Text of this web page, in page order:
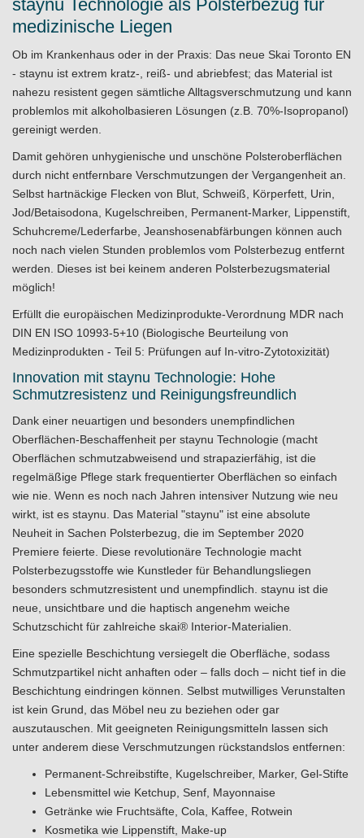
staynu Technologie als Polsterbezug für
medizinische Liegen
Ob im Krankenhaus oder in der Praxis: Das neue Skai Toronto EN
- staynu ist extrem kratz-, reiß- und abriebfest; das Material ist
nahezu resistent gegen sämtliche Alltagsverschmutzung und kann
problemlos mit alkoholbasieren Lösungen (z.B. 70%-Isopropanol)
gereinigt werden.
Damit gehören unhygienische und unschöne Polsteroberflächen
durch nicht entfernbare Verschmutzungen der Vergangenheit an.
Selbst hartnäckige Flecken von Blut, Schweiß, Körperfett, Urin,
Jod/Betaisodona, Kugelschreiben, Permanent-Marker, Lippenstift,
Schuhcreme/Lederfarbe, Jeanshosenabfärbungen können auch
noch nach vielen Stunden problemlos vom Polsterbezug entfernt
werden. Dieses ist bei keinem anderen Polsterbezugsmaterial
möglich!
Erfüllt die europäischen Medizinprodukte-Verordnung MDR nach
DIN EN ISO 10993-5+10 (Biologische Beurteilung von
Medizinprodukten - Teil 5: Prüfungen auf In-vitro-Zytotoxizität)
Innovation mit staynu Technologie: Hohe
Schmutzresistenz und Reinigungsfreundlich
Dank einer neuartigen und besonders unempfindlichen
Oberflächen-Beschaffenheit per staynu Technologie (macht
Oberflächen schmutzabweisend und strapazierfähig, ist die
regelmäßige Pflege stark frequentierter Oberflächen so einfach
wie nie. Wenn es noch nach Jahren intensiver Nutzung wie neu
wirkt, ist es staynu. Das Material "staynu" ist eine absolute
Neuheit in Sachen Polsterbezug, die im September 2020
Premiere feierte. Diese revolutionäre Technologie macht
Polsterbezugsstoffe wie Kunstleder für Behandlungsliegen
besonders schmutzresistent und unempfindlich. staynu ist die
neue, unsichtbare und die haptisch angenehm weiche
Schutzschicht für zahlreiche skai® Interior-Materialien.
Eine spezielle Beschichtung versiegelt die Oberfläche, sodass
Schmutzpartikel nicht anhaften oder – falls doch – nicht tief in die
Beschichtung eindringen können. Selbst mutwilliges Verunstalten
ist kein Grund, das Möbel neu zu beziehen oder gar
auszutauschen. Mit geeigneten Reinigungsmitteln lassen sich
unter anderem diese Verschmutzungen rückstandslos entfernen:
Permanent-Schreibstifte, Kugelschreiber, Marker, Gel-Stifte
Lebensmittel wie Ketchup, Senf, Mayonnaise
Getränke wie Fruchtsäfte, Cola, Kaffee, Rotwein
Kosmetika wie Lippenstift, Make-up